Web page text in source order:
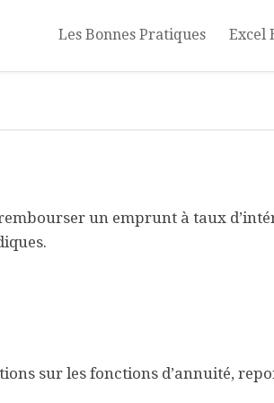
Les Bonnes Pratiques Excel
un emprunt à taux
sur les fonctions d’annuité,